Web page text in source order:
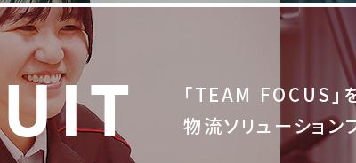
「TEAM FOCUS」
物流ソリューショ